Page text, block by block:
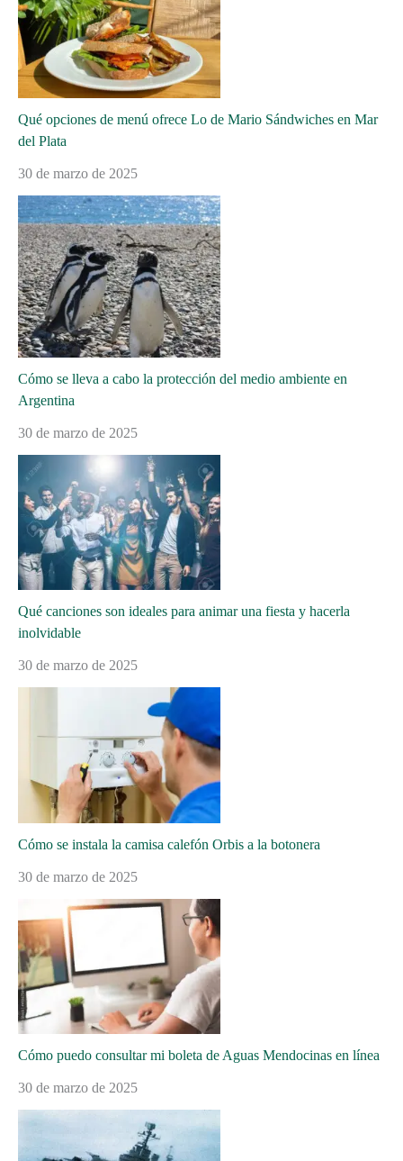
Qué opciones de menú ofrece Lo de Mario Sándwiches en Mar
del Plata
30 de marzo de 2025
Cómo se lleva a cabo la protección del medio ambiente en
Argentina
30 de marzo de 2025
Qué canciones son ideales para animar una fiesta y hacerla
inolvidable
30 de marzo de 2025
Cómo se instala la camisa calefón Orbis a la botonera
30 de marzo de 2025
Cómo puedo consultar mi boleta de Aguas Mendocinas en línea
30 de marzo de 2025